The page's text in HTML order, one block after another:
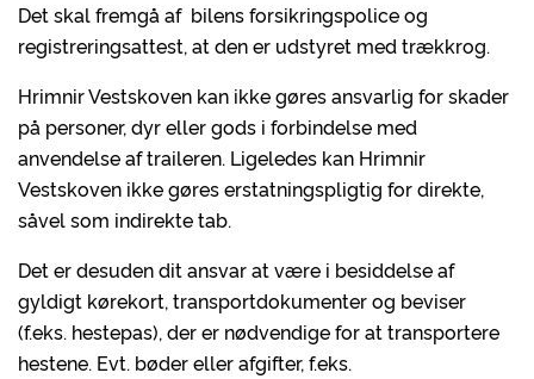
Det skal fremgå af bilens forsikringspolice og
registreringsattest, at den er udstyret med trækkrog.
Hrimnir Vestskoven kan ikke gøres ansvarlig for skader
på personer, dyr eller gods i forbindelse med
anvendelse af traileren. Ligeledes kan Hrimnir
Vestskoven ikke gøres erstatningspligtig for direkte,
såvel som indirekte tab.
Det er desuden dit ansvar at være i besiddelse af
gyldigt kørekort, transportdokumenter og beviser
(f.eks. hestepas), der er nødvendige for at transportere
hestene. Evt. bøder eller afgifter, f.eks.